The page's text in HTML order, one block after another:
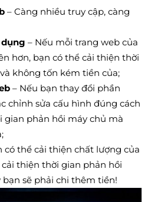
– Càng nhiều truy cập, càng
– Nếu mỗi trang web của
hơn, bạn có thể cải thiện thời
không tốn kém tiền của;
– Nếu bạn thay đổi phần
chỉnh sửa cấu hình đúng cách
gian phản hồi máy chủ mà
có thể cải thiện chất lượng của
thiện thời gian phản hồi
sẽ phải chi thêm tiền!